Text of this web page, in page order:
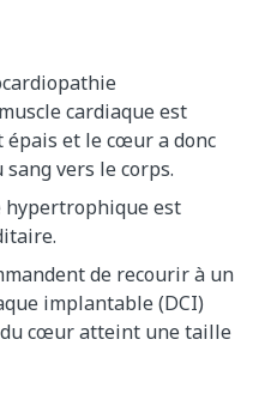
cardiaque est
et le cœur a donc
vers le corps.
hypertrophique est
de recourir à un
implantable (DCI)
du cœur atteint une taille